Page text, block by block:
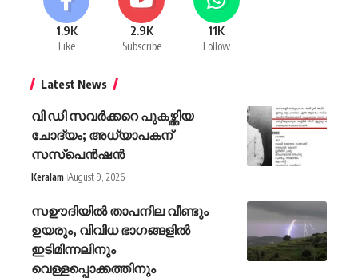
1.9K
Like
2.9K
Subscribe
11K
Follow
Latest News
വി ഡി സവര്‍ക്കറെ പുകഴ്ത്തിയ
ചോദ്യം; അധ്യാപകന്
സസ്പെന്‍ഷന്‍
Keralam August 9, 2026
സഊദിയിൽ താപനില വീണ്ടും
ഉയരും, വിവിധ ഭാഗങ്ങളിൽ
ഇടിമിന്നലിനും
വെള്ളപ്പൊക്കത്തിനും